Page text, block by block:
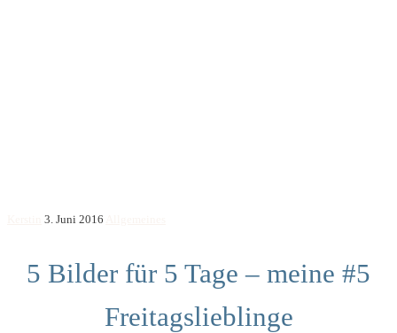
3. Juni 2016
5 Bilder für 5 Tage – meine #5
Freitagslieblinge